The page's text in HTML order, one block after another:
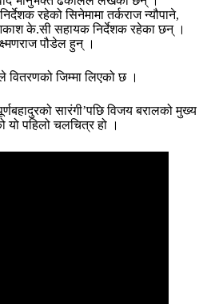
रहेको सिनेमामा तर्कराज न्यौपाने,
के.सी सहायक निर्देशक रहेका छन् ।
पौडेल हुन् ।
वितरणको जिम्मा लिएको छ ।
सारंगी’पछि विजय बरालको मुख्य
यो पहिलो चलचित्र हो ।